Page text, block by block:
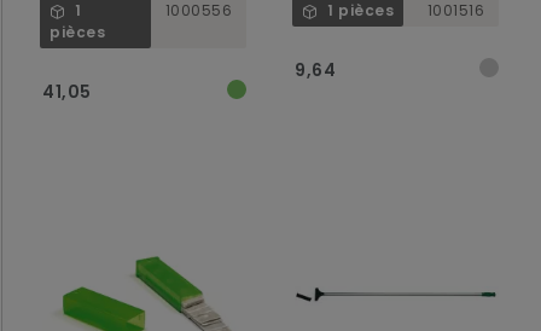
1
pièces
1000556
41,05
noir/alu
1 pièces 1001516
9,64